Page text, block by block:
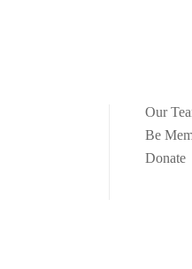
Our
Be
Donate